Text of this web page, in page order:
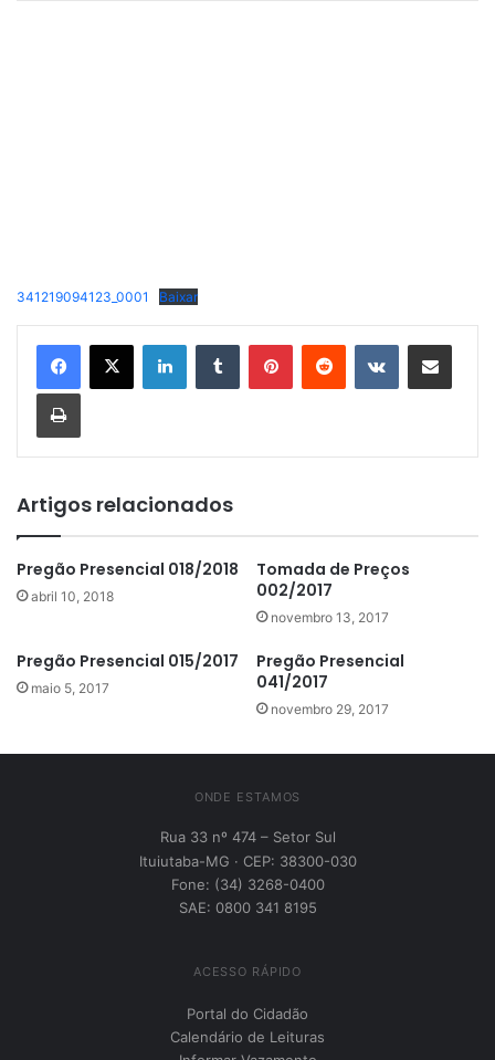
341219094123_0001 Baixar
LinkedinTumblr PinterestReddit VK Compartilhar via e-mail
Imprimir
Artigos relacionados
Pregão Presencial 018/2018
abril 10, 2018
Tomada de Preços
002/2017
novembro 13, 2017
Pregão Presencial 015/2017
maio 5, 2017
Pregão Presencial
041/2017
novembro 29, 2017
ONDE ESTAMOS
Rua 33 nº 474 – Setor Sul
Ituiutaba-MG · CEP: 38300-030
Fone: (34) 3268-0400
SAE: 0800 341 8195
ACESSO RÁPIDO
Portal do Cidadão
Calendário de Leituras